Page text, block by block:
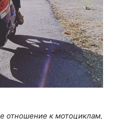
отношение к мотоциклам,